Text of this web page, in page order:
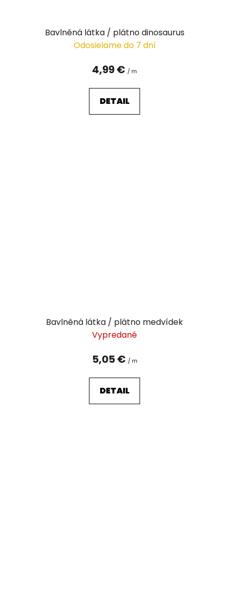
Bavlněná látka / plátno dinosaurus
Odosielame do 7 dní
4,99 € / m
DETAIL
Bavlněná látka / plátno medvídek
Vypredané
5,05 € / m
DETAIL